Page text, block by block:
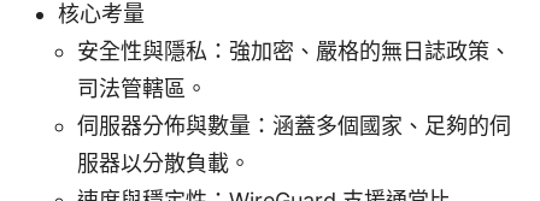
核心考量
安全性與隱私：強加密、嚴格的無日誌政策、
司法管轄區。
伺服器分佈與數量：涵蓋多個國家、足夠的伺
服器以分散負載。